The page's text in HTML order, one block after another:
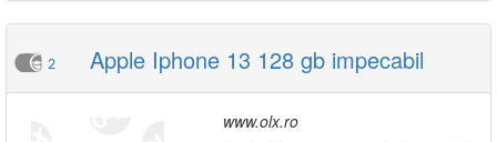
2 Apple Iphone 13 128 gb impecabil
www.olx.ro